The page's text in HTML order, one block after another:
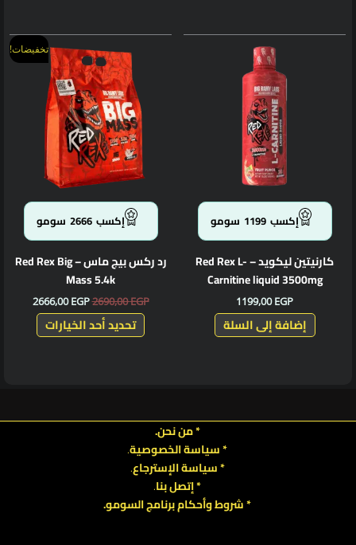
إكسب 1199 سومو
كارنيتين ليكويد – Red Rex L-
Carnitine liquid 3500mg
1199,00EGP
إضافة إلى السلة
تخفيضات!
إكسب 2666 سومو
رد ركس بيج ماس – Red Rex Big
Mass 5.4k
2690,00EGP
الأصلي
هو:
2690,00 EGP.
2666,00EGP
السعر
الحالي
هو:
تحديد أحد الخيارات
هناك
العديد
على
صفحة
المنتج
* من نحن.
* سياسة الخصوصية.
*سياسةالإسترجاع.
* إتصل بنا.
* شروط وأحكام برنامج السومو.